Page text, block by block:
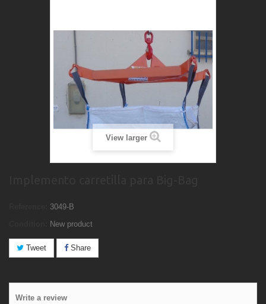
View larger
3049-B
New product
Tweet Share
Write a review